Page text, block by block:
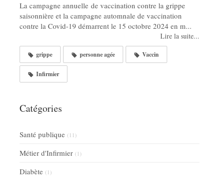
La campagne annuelle de vaccination contre la grippe
saisonnière et la campagne automnale de vaccination
contre la Covid-19 démarrent le 15 octobre 2024 en m...
Lire la suite...
grippe personne agée Vaccin
Infirmier
Catégories
Santé publique (11)
Métier d'Infirmier (1)
Diabète (1)